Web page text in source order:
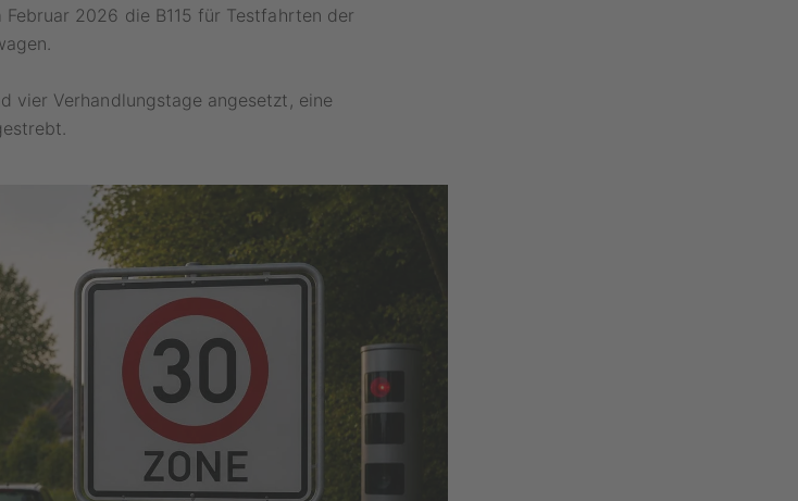
2026 die B115 für Testfahrten der
vier Verhandlungstage angesetzt, eine